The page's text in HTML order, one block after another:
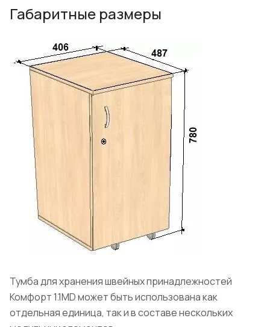
Габаритные размеры
Тумба для хранения швейных принадлежностей
Комфорт 1.1MD может быть использована как
отдельная единица, так и в составе нескольких